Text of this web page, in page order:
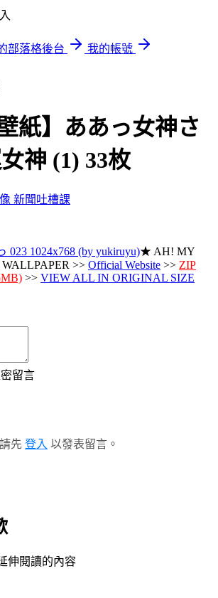
部落格後台
我的帳號
紙】ああっ女神さ
神 (1) 33枚
新聞吐槽課
★ AH! MY
>> Official Website >> ZIP
>> VIEW ALL IN ORIGINAL SIZE
留言
請先 登入 以發表留言。
伸閱讀的內容